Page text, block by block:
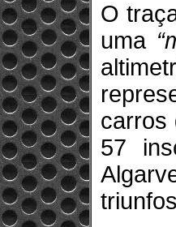
O
uma
carros
57